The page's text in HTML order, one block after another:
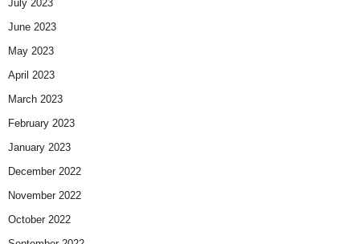
July 2023
June 2023
May 2023
April 2023
March 2023
February 2023
January 2023
December 2022
November 2022
October 2022